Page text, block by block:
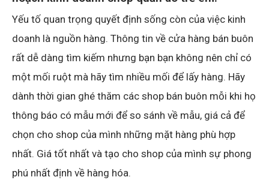
Yếu tố quan trọng quyết định sống còn của việc kinh
doanh là nguồn hàng. Thông tin về cửa hàng bán buôn
rất dễ dàng tìm kiếm nhưng bạn bạn không nên chỉ có
một mối ruột mà hãy tìm nhiều mối để lấy hàng. Hãy
dành thời gian ghé thăm các shop bán buôn mỗi khi họ
thông báo có mẫu mới để so sánh về mẫu, giá cả để
chọn cho shop của mình những mặt hàng phù hợp
nhất. Giá tốt nhất và tạo cho shop của mình sự phong
phú nhất định về hàng hóa.